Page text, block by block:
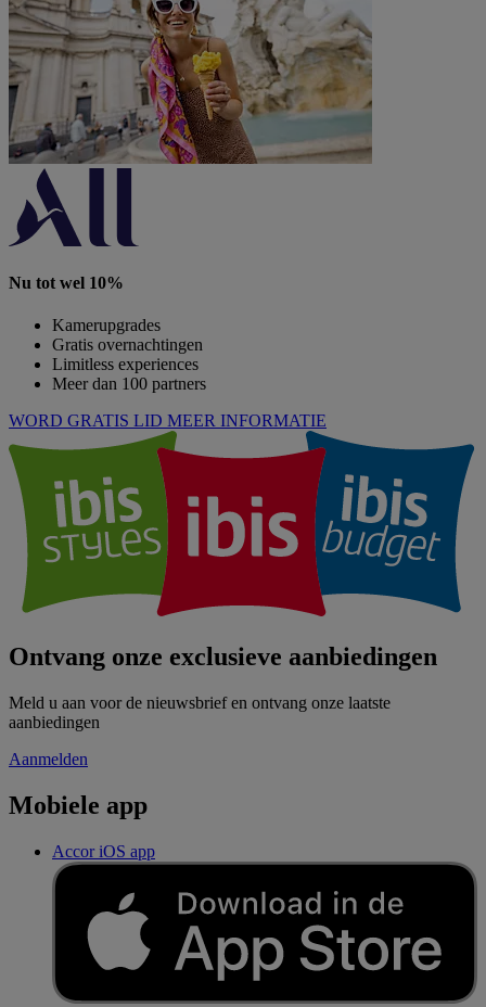
Nu tot wel 10%
Kamerupgrades
Gratis overnachtingen
Limitless experiences
Meer dan 100 partners
WORD GRATIS LID MEER INFORMATIE
Ontvang onze exclusieve aanbiedingen
Meld u aan voor de nieuwsbrief en ontvang onze laatste
aanbiedingen
Aanmelden
Mobiele app
Accor iOS app